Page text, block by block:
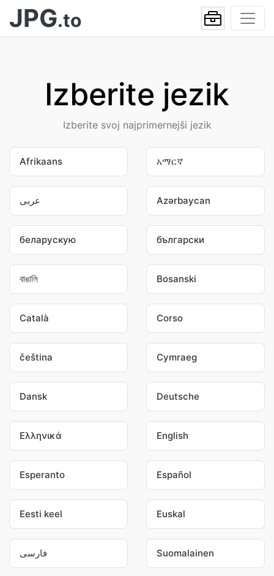
JPG.to
Izberite jezik
Izberite svoj najprimernejši jezik
Afrikaans አማርኛ
عربى Azərbaycan
беларускую български
বাঙালি Bosanski
Català Corso
čeština Cymraeg
Dansk Deutsche
Ελληνικά English
Esperanto Español
Eesti keel Euskal
فارسی Suomalainen